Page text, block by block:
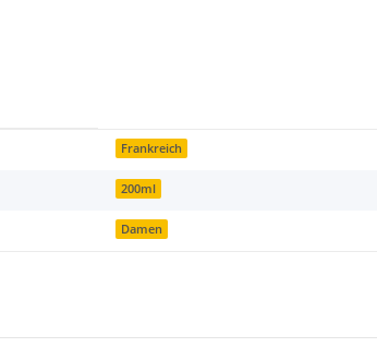
Frankreich
200ml
Damen